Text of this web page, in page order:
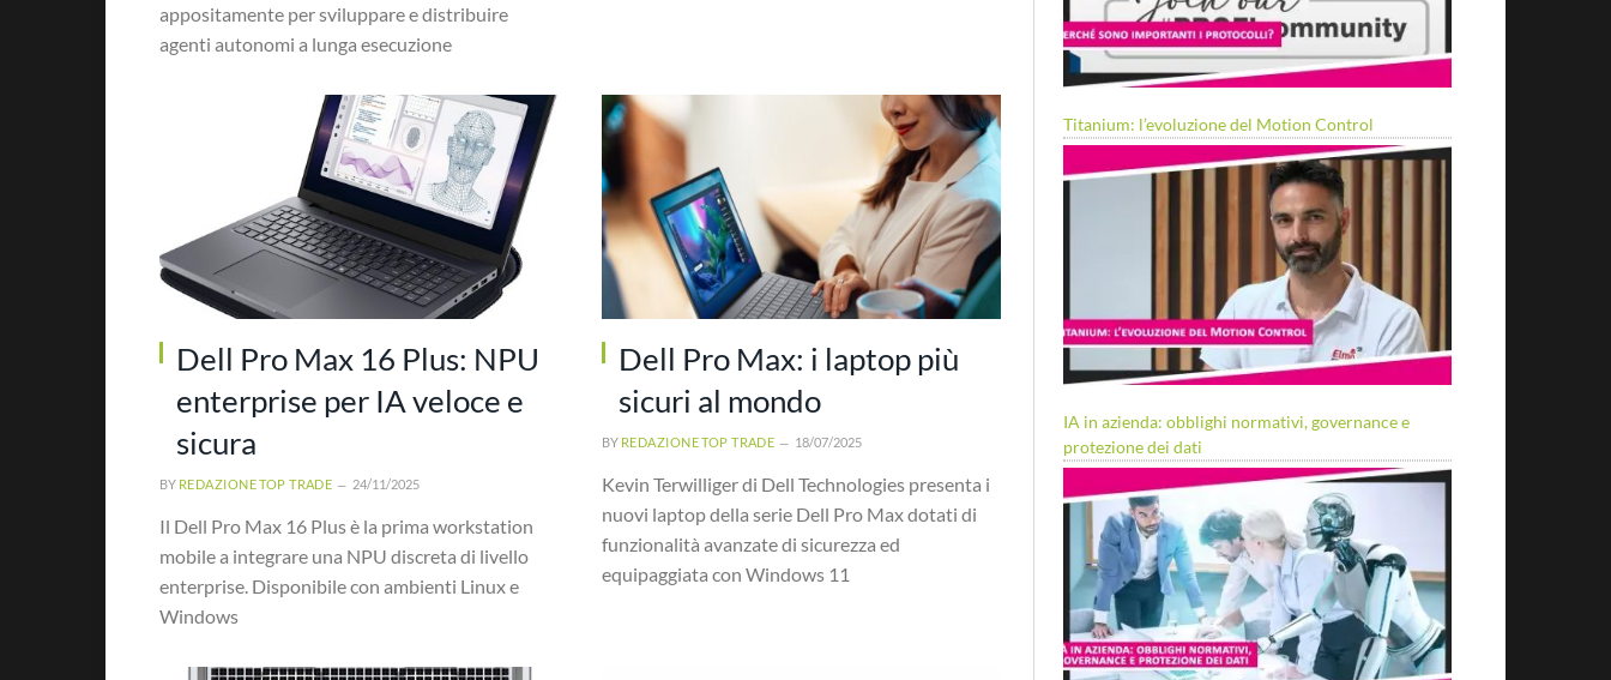
appositamente per sviluppare e distribuire
agenti autonomi a lunga esecuzione
Dell Pro Max 16 Plus: NPU
enterprise per IA veloce e
sicura
BY REDAZIONE TOP TRADE 24/11/2025
Il Dell Pro Max 16 Plus è la prima workstation
mobile a integrare una NPU discreta di livello
enterprise. Disponibile con ambienti Linux e
Windows
Dell Pro Max: i laptop più
sicuri al mondo
BY REDAZIONE TOP TRADE 18/07/2025
Kevin Terwilliger di Dell Technologies presenta i
nuovi laptop della serie Dell Pro Max dotati di
funzionalità avanzate di sicurezza ed
equipaggiata con Windows 11
Titanium: l’evoluzione del Motion Control
IA in azienda: obblighi normativi, governance e
protezione dei dati